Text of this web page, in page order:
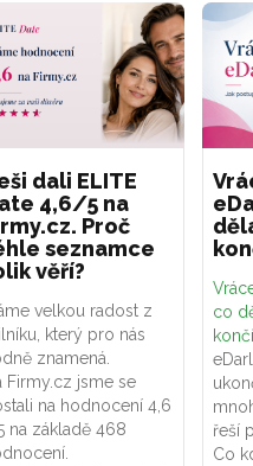
dali ELITE
4,6/5 na
Proč
seznamce
věří?
velkou radost z
který pro nás
znamená.
Firmy.cz jsme se
na hodnocení 4,6
na základě 468
co
řeší
Co